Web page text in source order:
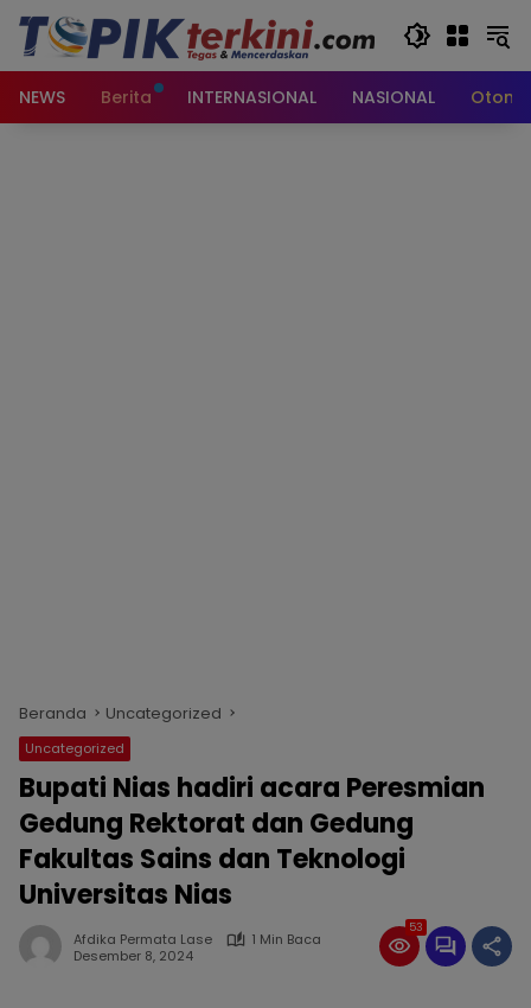
Langsung
konten
NEWS
Berita INTERNASIONAL NASIONAL
Beranda Uncategorized
Uncategorized
Bupati Nias hadiri acara Peresmian
Gedung Rektorat dan Gedung
Fakultas Sains dan Teknologi
Universitas Nias
Afdika Permata Lase
1 Min Baca
Desember 8, 2024
53